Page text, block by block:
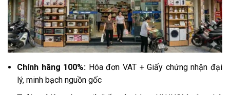
Chính hãng 100%: Hóa đơn VAT + Giấy chứng nhận đại
lý, minh bạch nguồn gốc